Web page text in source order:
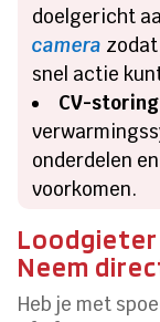
doelgericht
camera
snel actie
CV-
onderdelen
voorkomen.
Loodgieter
Neem
Heb je met